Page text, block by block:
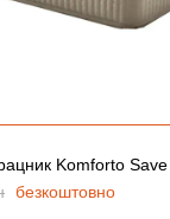
Komforto Save
безкоштовно